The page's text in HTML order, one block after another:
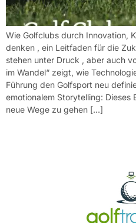
Wie Golfclubs durch Innovation,
denken , ein Leitfaden für die
stehen unter Druck , aber auch
im Wandel“ zeigt, wie
Führung den Golfsport neu
emotionalem Storytelling: Dieses
neue Wege zu gehen […]